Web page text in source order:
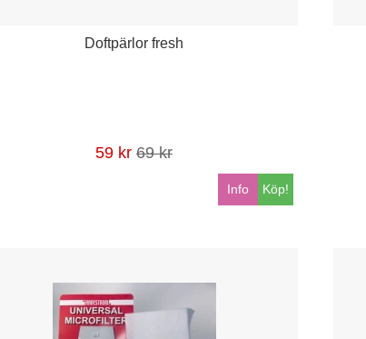
Doftpärlor fresh
59 kr 69 kr
Köp!
Info